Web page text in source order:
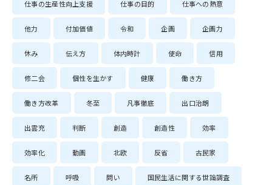
仕事の生産性向上支援 仕事の目的 仕事への熱意
他力 付加価値 令和 企画 企画力
休み 伝え方 体内時計 使命 信用
修二会 個性を生かす 健康 働き方
働き方改革 冬至 凡事徹底 出口治朗
出雲充 判断 創造 創造性 効率
効率化 動画 北欧 反省 古民家
名所 呼吸 問い 国民生活に関する世論調査